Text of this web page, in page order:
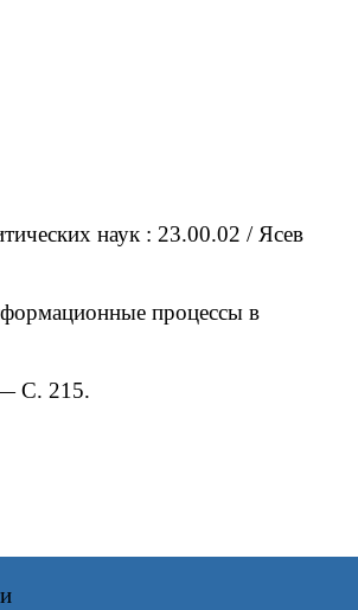
наук : 23.00.02 / Ясев
процессы в
С. 215.